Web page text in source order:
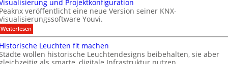
u
g
r
a
u
c
n
g
s
z
e
n
f
o
l
g
r
e
i
c
p
l
a
y
:
D
a
t
e
n
a
n
C
o
n
t
r
o
l
l
e
e
u
e
u
g
f
ü
und Projektkonfiguration
veröffentlicht eine neue Version seiner KNX-
Youvi.
Weiterlesen:
V
s
u
Leuchten fit machen
wollen historische Leuchtendesigns beibehalten, sie aber